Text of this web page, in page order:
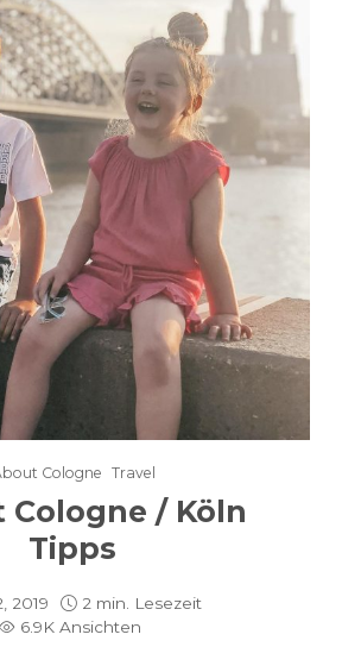
Cologne Travel
Cologne / Köln
Tipps
2019
2 min. Lesezeit
6.9K Ansichten